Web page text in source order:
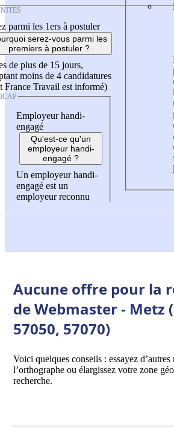
parmi les 1ers à postuler
serez-vous parmi les
premiers à postuler ?
de plus de 15 jours,
moins de 4 candidatures
France Travail est informé)
Employeur handi-
engagé
Qu'est-ce qu'un
employeur handi-
engagé ?
Un employeur handi-
engagé est un
employeur reconnu
Aucune offre pour la
de Webmaster - Metz
57050, 57070)
Voici quelques conseils : essayez
l’orthographe ou élargissez votre zone
recherche.